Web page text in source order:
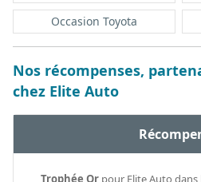
Occasion Toyota
Nos récompenses,
chez Elite Auto
Trophée Orpour Elite Auto dans